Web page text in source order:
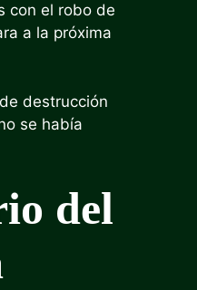
con el robo de
a la próxima
destrucción
se había
del